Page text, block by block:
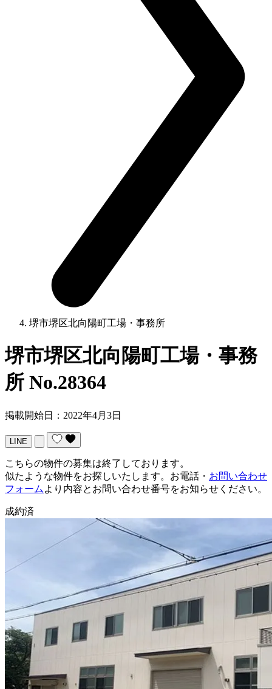
堺市堺区北向陽町工場・事務所
堺市堺区北向陽町工場・事務
所 No.28364
掲載開始日：2022年4月3日
LINE
こちらの物件の募集は終了しております。
似たような物件をお探しいたします。お電話・ お問い合わせ
フォーム より内容とお問い合わせ番号をお知らせください。
成約済